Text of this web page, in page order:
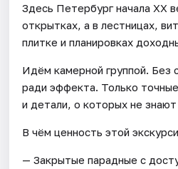
Здесь Петербург начала XX
открытках, а в лестницах,
плитке и планировках
Идём камерной группой. Без
ради эффекта. Только
и детали, о которых не
В чём ценность этой
— Закрытые парадные с